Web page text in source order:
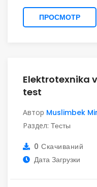
ПРОСМОТР
Elektrotexnika
test
Автор Muslimbek
Раздел: Тесты
0 Скачиваний
Дата Загрузки